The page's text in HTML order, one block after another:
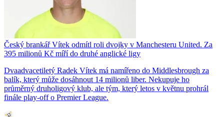
Český brankář Vítek odmítl roli dvojky v Manchesteru United. Za
395 milionů Kč míří do druhé anglické ligy
Dvaadvacetiletý Radek Vítek má namířeno do Middlesbrough za
balík, který může dosáhnout 14 milionů liber. Nekupuje ho
průměrný druholigový klub, ale tým, který letos v květnu prohrál
finále play-off o Premier League.